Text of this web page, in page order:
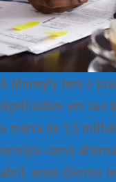
A Moneyly tem o
significativo em sua
a marca de 1,5
serviços como
abril, esses clientes